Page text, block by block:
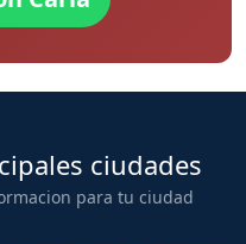
ciudades
para tu ciudad